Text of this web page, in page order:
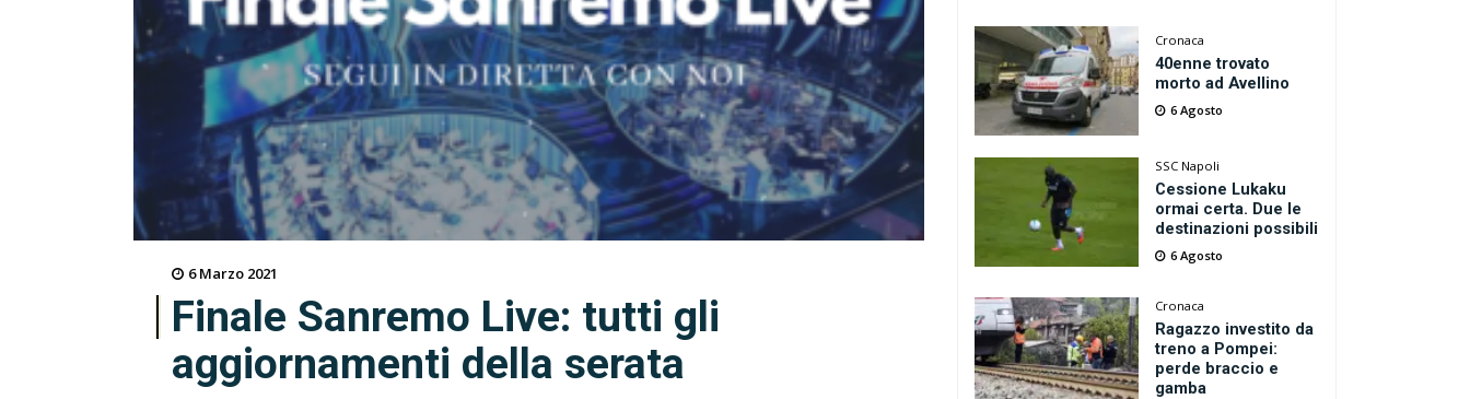
6 Marzo 2021
Finale Sanremo Live: tutti gli
aggiornamenti della serata
Cronaca
40enne trovato
morto ad Avellino
6 Agosto
SSC Napoli
Cessione Lukaku
ormai certa. Due le
destinazioni possibili
6 Agosto
Cronaca
Ragazzo investito da
treno a Pompei:
perde braccio e
gamba